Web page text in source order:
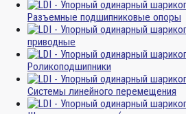
Разъемные подшипниковые опоры
приводные
Роликоподшипники
Системы линейного перемещения